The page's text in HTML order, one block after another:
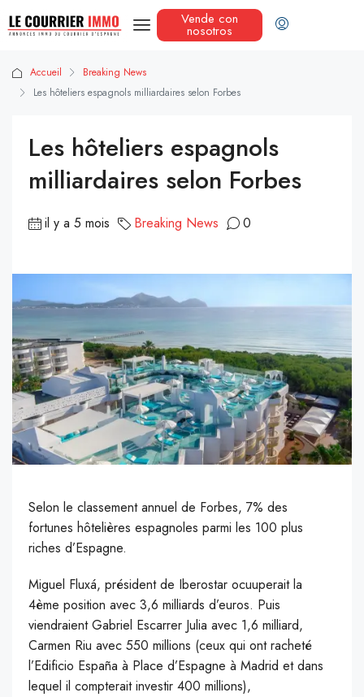
Vende con
nosotros
Accueil
Breaking News
Les hôteliers espagnols milliardaires selon Forbes
Les hôteliers espagnols
milliardaires selon Forbes
il y a 5 mois Breaking News 0
Selon le classement annuel de Forbes, 7% des
fortunes hôtelières espagnoles parmi les 100 plus
riches d’Espagne.
Miguel Fluxá, président de Iberostar ocuuperait la
4ème position avec 3,6 milliards d’euros. Puis
viendraient Gabriel Escarrer Julia avec 1,6 milliard,
Carmen Riu avec 550 millions (ceux qui ont racheté
l’Edificio España à Place d’Espagne à Madrid et dans
lequel il compterait investir 400 millions),